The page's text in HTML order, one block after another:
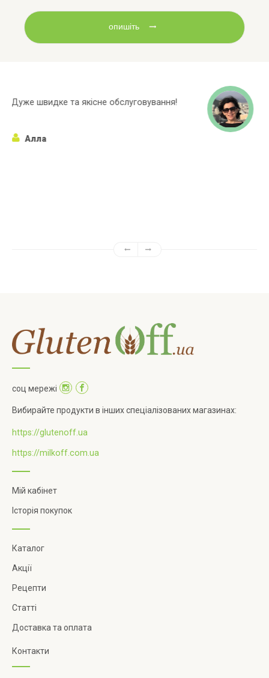
опишіть
Широкий асортиментний ряд, багато
соц мережі
Вибирайте продукти в інших спеціалізованих магазинах:
https://glutenoff.ua
https://milkoff.com.ua
Мій кабінет
Історія покупок
Каталог
Акції
Рецепти
Статті
Доставка та оплата
Контакти